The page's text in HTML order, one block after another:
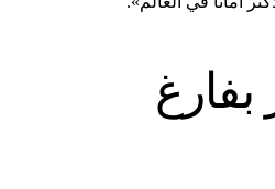
بفارغ